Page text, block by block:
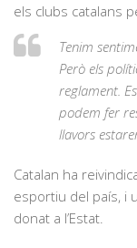
els clubs catalans
Tenim
Però els
reglament.
podem fer
llavors
Catalan ha
esportiu del país, i
donat a l’Estat.